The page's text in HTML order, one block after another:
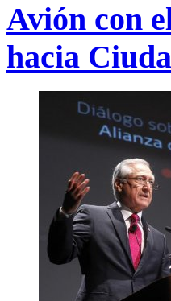
Avión con
hacia